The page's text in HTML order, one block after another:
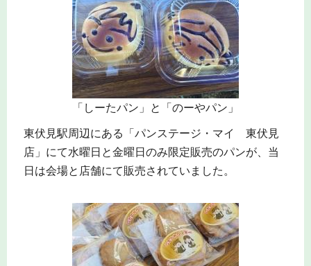
「しーたパン」と「のーやパン」
東伏見駅周辺にある「パンステージ・マイ 東伏見
店」にて水曜日と金曜日のみ限定販売のパンが、当
日は会場と店舗にて販売されていました。